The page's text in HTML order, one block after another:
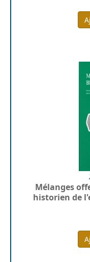
Mélanges
historien de